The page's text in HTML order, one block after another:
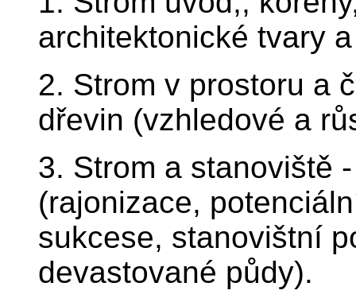
architektonické tvary
2. Strom v prostoru a
dřevin (vzhledové a
3. Strom a stanoviště
(rajonizace,
sukcese, stanovištní
devastované půdy).